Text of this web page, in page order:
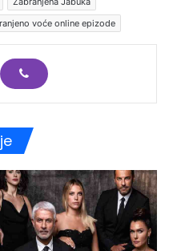
voće online epizode